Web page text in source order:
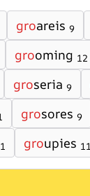
groareis 9
grooming 12
groseria 9
grosores 9
groupies 11